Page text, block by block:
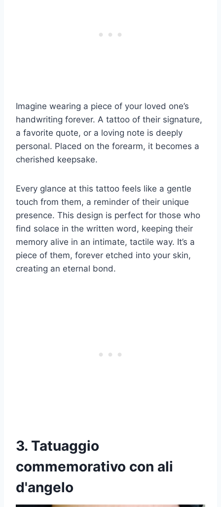
Imagine wearing a piece of your loved one’s
handwriting forever. A tattoo of their signature,
a favorite quote, or a loving note is deeply
personal. Placed on the forearm, it becomes a
cherished keepsake.
Every glance at this tattoo feels like a gentle
touch from them, a reminder of their unique
presence. This design is perfect for those who
find solace in the written word, keeping their
memory alive in an intimate, tactile way. It’s a
piece of them, forever etched into your skin,
creating an eternal bond.
3. Tatuaggio
commemorativo con ali
d'angelo